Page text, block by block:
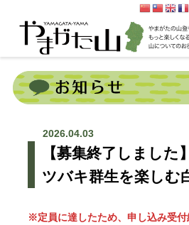
2026.04.03
【募集終了しました
ツバキ群生を楽しむ
※定員に達したため、申し込み受付